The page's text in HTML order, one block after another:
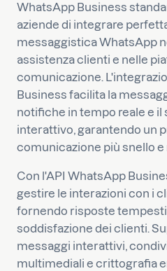
WhatsApp Business
aziende di integrare
messaggistica WhatsApp
assistenza clienti e nelle
comunicazione.
Business facilita la
notifiche in tempo reale e il
interattivo, garantendo un
comunicazione più snello e
Con l'API WhatsApp
gestire le interazioni con i
fornendo risposte
soddisfazione dei clienti.
messaggi interattivi,
multimediali e crittografia